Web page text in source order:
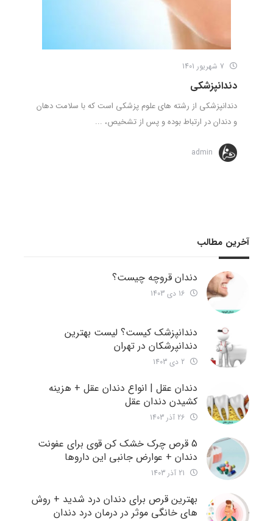
دندانپزشکی
دندانپزشکی از رشته های علوم پزشکی است که با سلامت دهان
و دندان در ارتباط بوده و پس از تشخیص، ...
admin
آخرین مطالب
دندان قروچه چیست؟
دندانپزشک کیست؟ لیست بهترین
دندانپرشکان در تهران
دندان عقل | انواع دندان عقل + هزینه
کشیدن دندان عقل
5 قرص چرک خشک کن قوی برای عفونت
دندان + عوارض جانبی این داروها
بهترین قرص برای دندان درد شدید + روش
های خانگی موثر در درمان درد دندان